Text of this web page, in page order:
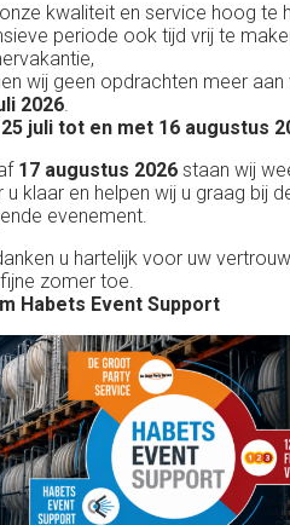
zit
ook
wij
tot
Habets dacht direct mee,
zeer korte termijn een
geven in onze eigen
service van Habets sloot
weer naadloos aan op
ideeen en inbreng.
keurig volgens afspraak
tiptop in orde. De
het gehuurde 75 inch
werd door onze gasten
gewaardeerd. Een mooi,
beeld. Team Habets,
Evenementen
Partyverhuur
Je vindt ons op
kwaliteit en service hoog te
periode ook tijd vrij te
wij geen opdrachten meer aan
2026.
juli tot en met 16 augustus
17 augustus 2026 staan wij
u klaar en helpen wij u graag bij
evenement.
u hartelijk voor uw
zomer toe.
Habets Event Support